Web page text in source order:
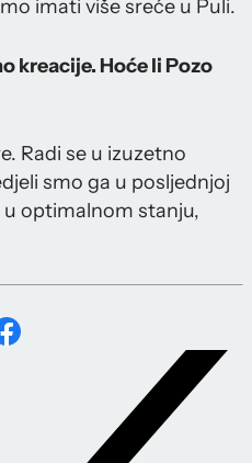
imati više sreće u Puli.
kreacije. Hoće li Pozo
Radi se u izuzetno
smo ga u posljednjoj
optimalnom stanju,